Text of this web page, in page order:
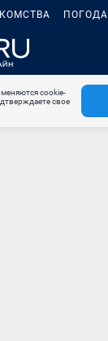
ПОГОДА
cookie-
свое